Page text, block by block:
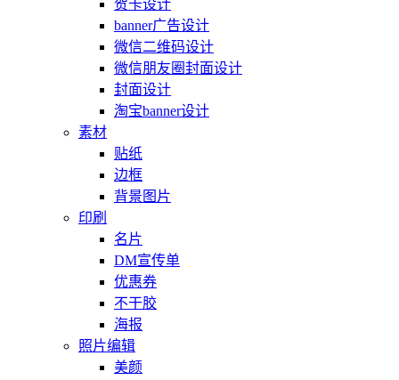
贺卡设计
banner广告设计
微信二维码设计
微信朋友圈封面设计
封面设计
淘宝banner设计
素材
贴纸
边框
背景图片
印刷
名片
DM宣传单
优惠券
不干胶
海报
照片编辑
美颜